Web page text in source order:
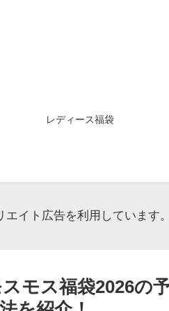
レディース福袋
イト広告を利用しています
モス福袋2026の